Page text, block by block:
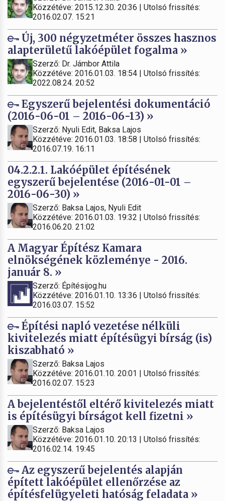
Közzétéve: 2015.12.30. 20:36 | Utolsó frissítés:
2016.02.07. 15:21
Új, 300 négyzetméter összes hasznos
alapterületű lakóépület fogalma »
Szerző: Dr. Jámbor Attila
Közzétéve: 2016.01.03. 18:54 | Utolsó frissítés:
2022.08.24. 20:52
Egyszerű bejelentési dokumentáció
(2016-06-01 – 2016-06-13) »
Szerző: Nyuli Edit, Baksa Lajos
Közzétéve: 2016.01.03. 18:58 | Utolsó frissítés:
2016.07.19. 16:11
04.2.2.1. Lakóépület építésének
egyszerű bejelentése (2016-01-01 –
2016-06-30) »
Szerző: Baksa Lajos, Nyuli Edit
Közzétéve: 2016.01.03. 19:32 | Utolsó frissítés:
2016.06.20. 21:02
A Magyar Építész Kamara
elnökségének közleménye - 2016.
január 8. »
Szerző: Építésijog.hu
Közzétéve: 2016.01.10. 13:36 | Utolsó frissítés:
2016.03.07. 15:52
Építési napló vezetése nélküli
kivitelezés miatt építésügyi bírság (is)
kiszabható »
Szerző: Baksa Lajos
Közzétéve: 2016.01.10. 20:01 | Utolsó frissítés:
2016.02.07. 15:23
A bejelentéstől eltérő kivitelezés miatt
is építésügyi bírságot kell fizetni »
Szerző: Baksa Lajos
Közzétéve: 2016.01.10. 20:13 | Utolsó frissítés:
2016.02.14. 19:45
Az egyszerű bejelentés alapján
épített lakóépület ellenőrzése az
építésfelügyeleti hatóság feladata »